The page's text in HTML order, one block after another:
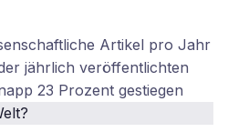
Artikel pro Jahr
jährlich veröffentlichten
23 Prozent gestiegen